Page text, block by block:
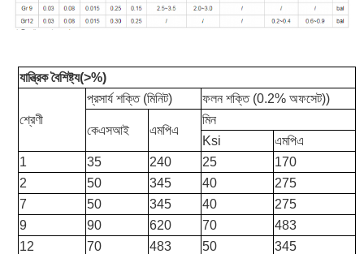
যান্ত্রিক বৈশিষ্ট্য(>%)
শ্রেণী
প্রসার্য শক্তি (মিনিট) ফলন শক্তি (0.2% অফসেট))
কেএসআই এমপিএ
মিন
Ksi
এমপিএ
1
35 240 25
170
2
50 345 40
275
7
50 345 40
275
9
90 620 70
483
12
70 483 50 345